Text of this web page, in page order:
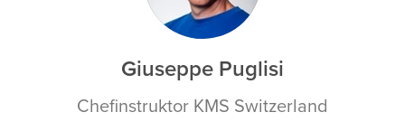
Giuseppe Puglisi
Chefinstruktor KMS Switzerland